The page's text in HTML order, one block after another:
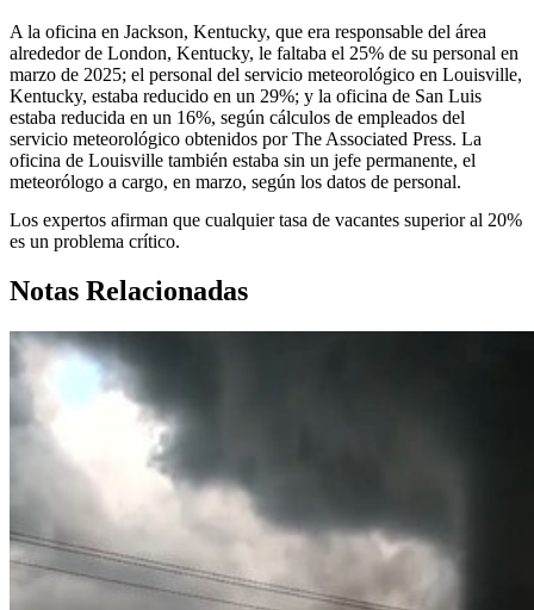
A la oficina en Jackson, Kentucky, que era responsable del área
alrededor de London, Kentucky, le faltaba el 25% de su personal en
marzo de 2025; el personal del servicio meteorológico en Louisville,
Kentucky, estaba reducido en un 29%; y la oficina de San Luis
estaba reducida en un 16%, según cálculos de empleados del
servicio meteorológico obtenidos por The Associated Press. La
oficina de Louisville también estaba sin un jefe permanente, el
meteorólogo a cargo, en marzo, según los datos de personal.
Los expertos afirman que cualquier tasa de vacantes superior al 20%
es un problema crítico.
Notas Relacionadas